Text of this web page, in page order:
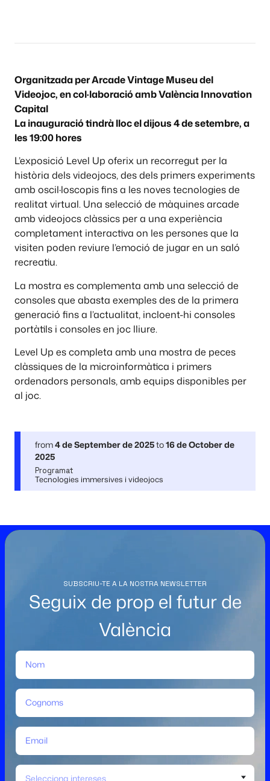
Organitzada per Arcade Vintage Museu del
Videojoc, en col·laboració amb València Innovation
Capital
La inauguració tindrà lloc el dijous 4 de setembre, a
les 19:00 hores
L’exposició Level Up oferix un recorregut per la
història dels videojocs, des dels primers experiments
amb oscil·loscopis fins a les noves tecnologies de
realitat virtual. Una selecció de màquines arcade
amb videojocs clàssics per a una experiència
completament interactiva on les persones que la
visiten poden reviure l’emoció de jugar en un saló
recreatiu.
La mostra es complementa amb una selecció de
consoles que abasta exemples des de la primera
generació fins a l’actualitat, incloent-hi consoles
portàtils i consoles en joc lliure.
Level Up es completa amb una mostra de peces
clàssiques de la microinformàtica i primers
ordenadors personals, amb equips disponibles per
al joc.
from4 de September de 2025to16 de October de
2025
Programat
Tecnologies immersives i videojocs
SUBSCRIU-TE A LA NOSTRA NEWSLETTER
Seguix de prop el futur de
València
Selecciona intereses